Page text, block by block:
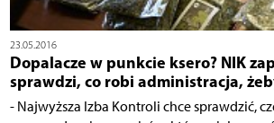
23.05.2016
Dopalacze w punkcie ksero? NIK
sprawdzi, co robi administracja,
- Najwyższa Izba Kontroli chce sprawdzić,